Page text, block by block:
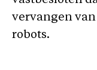
vervangen
robots.